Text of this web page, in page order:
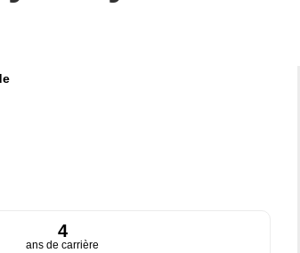
4
ans de carrière